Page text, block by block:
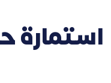
استمارة